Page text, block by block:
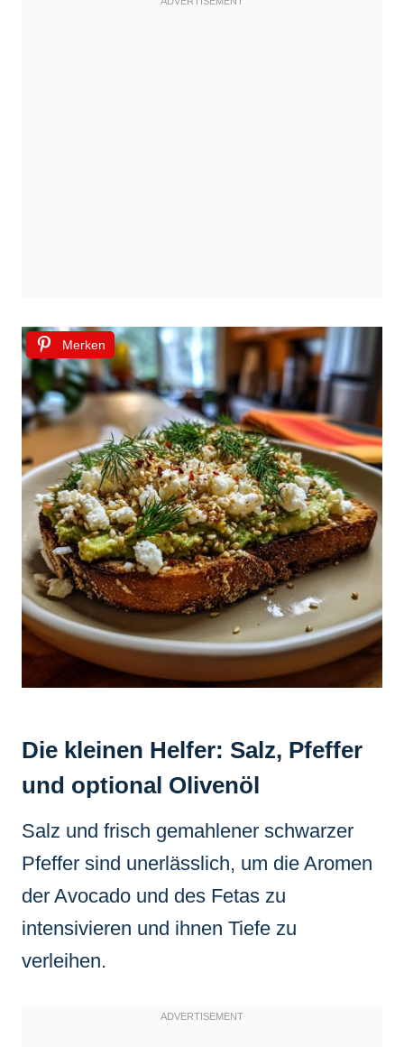
Merken
Die kleinen Helfer: Salz, Pfeffer
und optional Olivenöl
Salz und frisch gemahlener schwarzer
Pfeffer sind unerlässlich, um die Aromen
der Avocado und des Fetas zu
intensivieren und ihnen Tiefe zu
verleihen.